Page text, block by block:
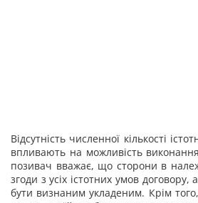
Відсутність численної кількості
впливають на можливість
позивач вважає, що сторони в
згоди з усіх істотних умов
бути визнаним укладеним. Крім